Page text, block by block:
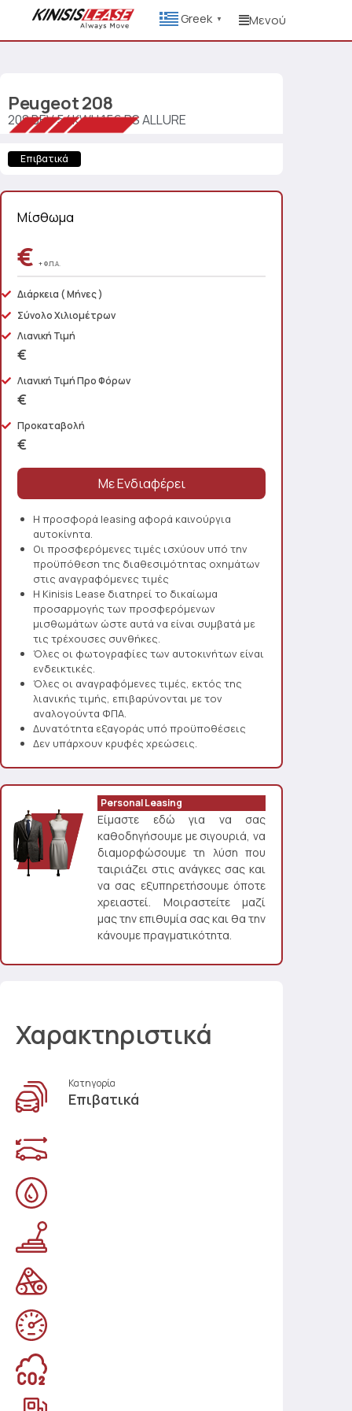
Greek ▼ Μενού
Peugeot208
208 BEV 54KWH 156 PS ALLURE
Επιβατικά
Μίσθωμα
€ + Φ.Π.Α.
Διάρκεια ( Μήνες )
Σύνολο Χιλιομέτρων
Λιανική Τιμή
€
Λιανική Τιμή Προ Φόρων
€
Προκαταβολή
€
Η προσφορά leasing αφορά καινούργια
αυτοκίνητα.
Οι προσφερόμενες τιμές ισχύουν υπό την
προϋπόθεση της διαθεσιμότητας οχημάτων
στις αναγραφόμενες τιμές
Η Kinisis Lease διατηρεί το δικαίωμα
προσαρμογής των προσφερόμενων
μισθωμάτων ώστε αυτά να είναι συμβατά με
τις τρέχουσες συνθήκες.
Όλες οι φωτογραφίες των αυτοκινήτων είναι
ενδεικτικές.
Όλες οι αναγραφόμενες τιμές, εκτός της
λιανικής τιμής, επιβαρύνονται με τον
αναλογούντα ΦΠΑ.
Δυνατότητα εξαγοράς υπό προϋποθέσεις
Δεν υπάρχουν κρυφές χρεώσεις.
Personal Leasing
Είμαστε εδώ για να σας
καθοδηγήσουμε με σιγουριά, να
διαμορφώσουμε τη λύση που
ταιριάζει στις ανάγκες σας και
να σας εξυπηρετήσουμε όποτε
χρειαστεί. Μοιραστείτε μαζί
μας την επιθυμία σας και θα την
κάνουμε πραγματικότητα.
Χαρακτηριστικά
Κατηγορία
Επιβατικά